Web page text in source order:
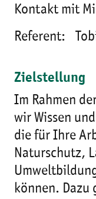
Kontakt mit
Referent:
Zielstellung
Im Rahmen
wir Wissen
die für Ihre
Naturschutz,
können. Dazu